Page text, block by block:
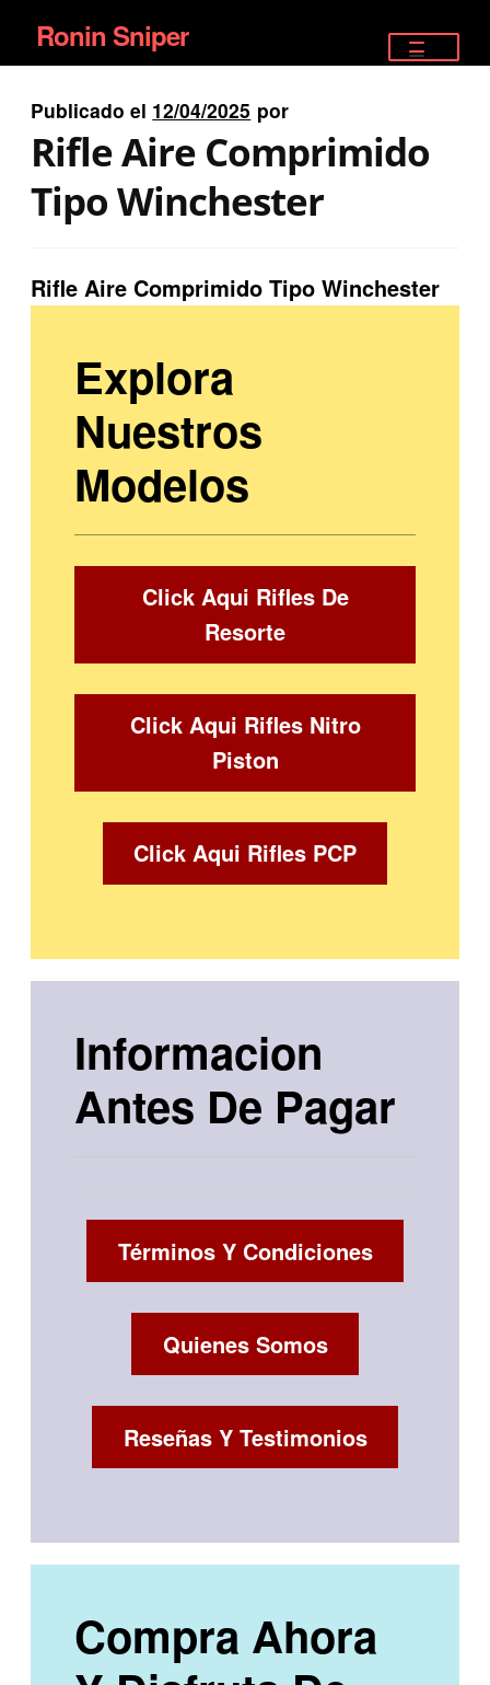
Ir
a
la
navegación
Ir
al
contenido
Ronin Sniper
EQUIPAMIENTO ÉLITE
PISTOLAS
SATELITALES
Publicado el 12/04/2025 por
Rifle Aire Comprimido
Tipo Winchester
Rifle Aire Comprimido Tipo Winchester
Explora
Nuestros
Modelos
Click Aqui Rifles De
Resorte
Click Aqui Rifles Nitro
Piston
Click Aqui Rifles PCP
Informacion
Antes De Pagar
Términos Y Condiciones
Quienes Somos
Reseñas Y Testimonios
Compra Ahora